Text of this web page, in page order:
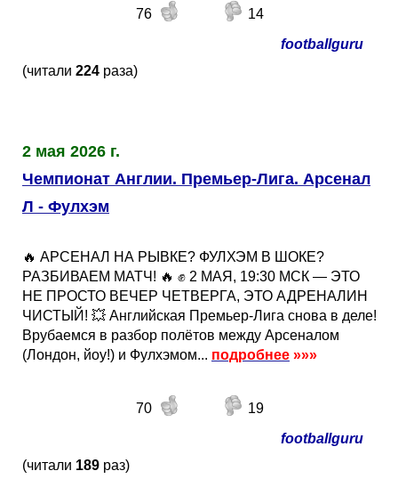
76
14
footballguru
(читали 224 раза)
2 мая 2026 г.
Чемпионат Англии. Премьер-Лига. Арсенал
Л - Фулхэм
🔥 АРСЕНАЛ НА РЫВКЕ? ФУЛХЭМ В ШОКЕ?
РАЗБИВАЕМ МАТЧ! 🔥 ✊ 2 МАЯ, 19:30 МСК — ЭТО
НЕ ПРОСТО ВЕЧЕР ЧЕТВЕРГА, ЭТО АДРЕНАЛИН
ЧИСТЫЙ! 💥 Английская Премьер-Лига снова в деле!
Врубаемся в разбор полётов между Арсеналом
(Лондон, йоу!) и Фулхэмом... подробнее »»»
70
19
footballguru
(читали 189 раз)